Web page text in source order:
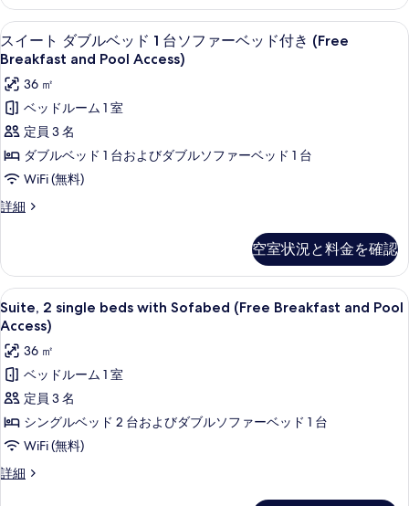
の
す
べ
て
の
写
真
を
表
る
グ
ル
ベ
ッ
ド
2
台
バ
ル
ニ
ー
(Free
Breakfast)
の
す
べ
て
の
写
ー
ド
ル
ー
シ
ン
グ
ル
ベ
ド
2
台
コ
ー
(Free
Breakfast)
の
詳
細
ス
イ
ー
ト
ダ
ブ
ル
ベ
1
台
ソ
フ
ァ
ー
ベ
ッ
ド
付
スイート ダブルベッド 1 台ソファー
15
スイート ダブルベッド 1 台ソファーベッド付き (Free
Breakfast and Pool Access)
36 ㎡
ベッドルーム 1 室
定員 3 名
ダブルベッド 1 台およびダブルソファーベッド 1 台
WiFi (無料)
詳細
ス
ダ
ブ
ル
ベ
ド
台
ソ
フ
ー
ベ
ッ
空室状況と料金を確認
Suite,
2
single
beds
with
Sofabed
(Free
Breakfast
and
Pool
Suite, 2 single beds with Sofabed
14
Suite, 2 single beds with Sofabed (Free Breakfast and Pool
Access)
36 ㎡
ベッドルーム 1 室
定員 3 名
シングルベッド 2 台およびダブルソファーベッド 1 台
WiFi (無料)
詳細
Suite,